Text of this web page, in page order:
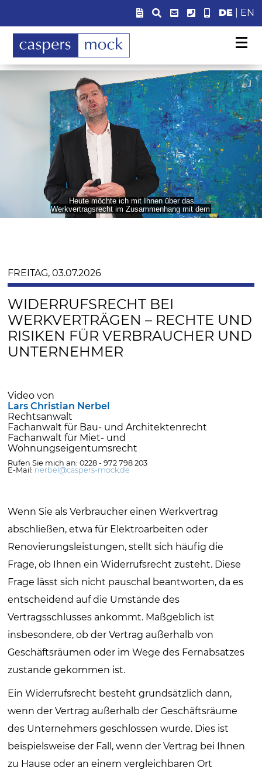
DE| EN
FREITAG, 03.07.2026
WIDERRUFSRECHT BEI
WERKVERTRÄGEN – RECHTE UND
RISIKEN FÜR VERBRAUCHER UND
UNTERNEHMER
Video von
Lars Christian Nerbel
Rechtsanwalt
Fachanwalt für Bau- und Architektenrecht
Fachanwalt für Miet- und
Wohnungseigentumsrecht
Rufen Sie mich an: 0228 - 972 798 203
E-Mail: nerbel@caspers-mock.de
Wenn Sie als Verbraucher einen Werkvertrag
abschließen, etwa für Elektroarbeiten oder
Renovierungsleistungen, stellt sich häufig die
Frage, ob Ihnen ein Widerrufsrecht zusteht. Diese
Frage lässt sich nicht pauschal beantworten, da es
entscheidend auf die Umstände des
Vertragsschlusses ankommt. Maßgeblich ist
insbesondere, ob der Vertrag außerhalb von
Geschäftsräumen oder im Wege des Fernabsatzes
zustande gekommen ist.
Ein Widerrufsrecht besteht grundsätzlich dann,
wenn der Vertrag außerhalb der Geschäftsräume
des Unternehmers geschlossen wurde. Dies ist
beispielsweise der Fall, wenn der Vertrag bei Ihnen
zu Hause oder an einem vergleichbaren Ort